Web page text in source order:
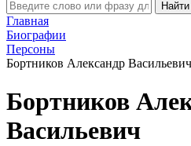
Найти
Главная
Биографии
Персоны
Бортников Александр Васильевич
Бортников
Васильевич